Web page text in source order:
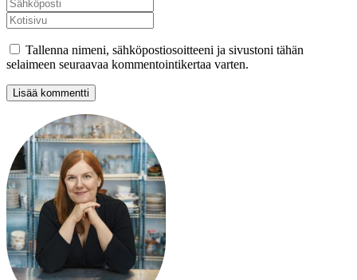
Tallenna nimeni, sähköpostiosoitteeni ja sivustoni tähän
selaimeen seuraavaa kommentointikertaa varten.